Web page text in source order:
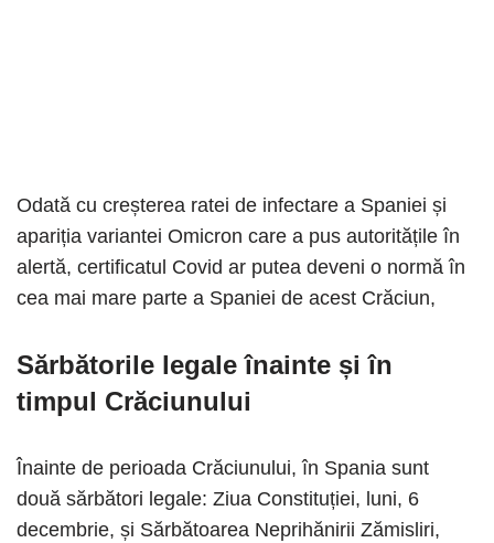
Odată cu creșterea ratei de infectare a Spaniei și
apariția variantei Omicron care a pus autoritățile în
alertă, certificatul Covid ar putea deveni o normă în
cea mai mare parte a Spaniei de acest Crăciun,
Sărbătorile legale înainte și în
timpul Crăciunului
Înainte de perioada Crăciunului, în Spania sunt
două sărbători legale: Ziua Constituției, luni, 6
decembrie, și Sărbătoarea Neprihănirii Zămisliri,